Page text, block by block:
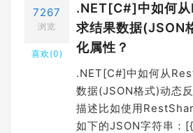
7267
浏览
喜欢(0)
.NET[C#]中如何
求结果数据(JSON
化属性？
.NET[C#]中如何从
数据(JSON格式)动态
描述比如使用
如下的JSON字符串